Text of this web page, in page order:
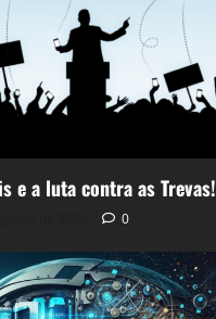
e a luta contra as Trevas!
0